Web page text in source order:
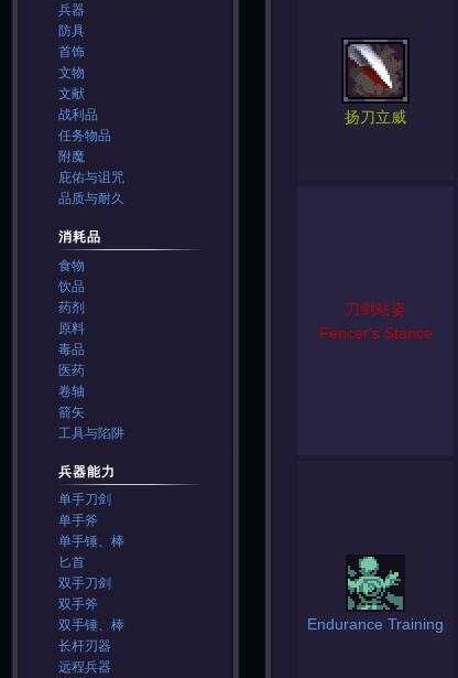
扬刀立威
刀剑站姿
Fencer's Stance
Endurance Training
兵器
防具
首饰
文物
文献
战利品
任务物品
附魔
庇佑与诅咒
品质与耐久
消耗品
食物
饮品
药剂
原料
毒品
医药
卷轴
箭矢
工具与陷阱
兵器能力
单手刀剑
单手斧
单手锤、棒
匕首
双手刀剑
双手斧
双手锤、棒
长杆刃器
远程兵器